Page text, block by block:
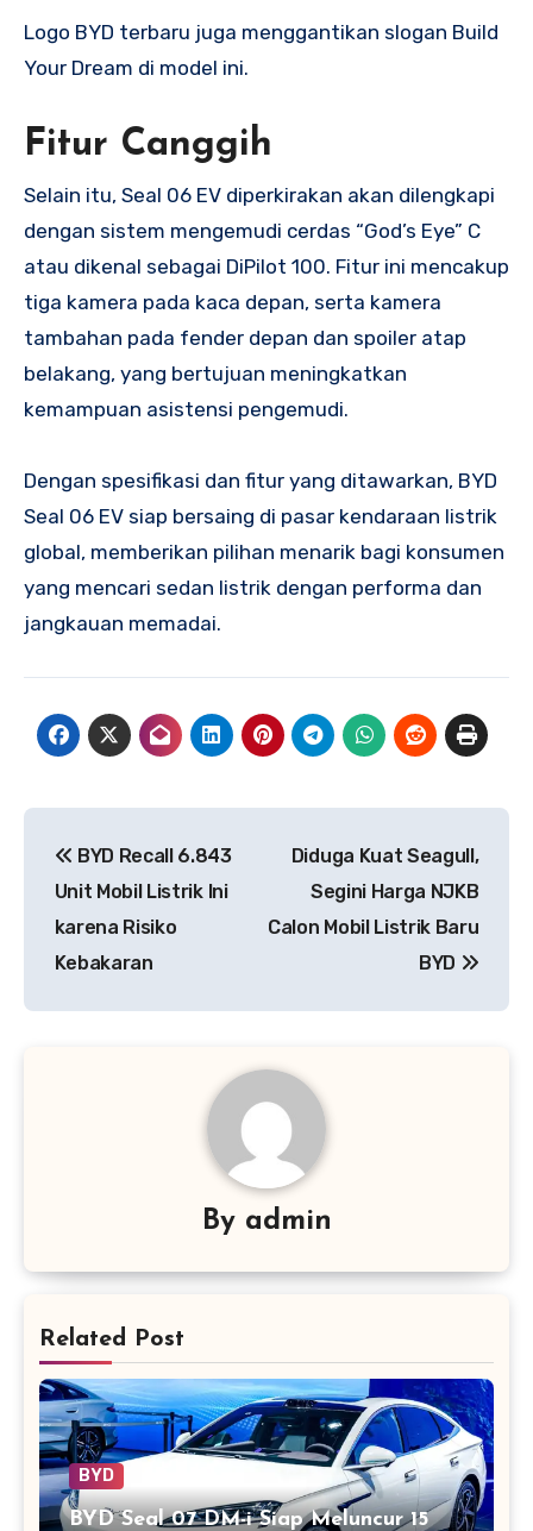
Logo BYD terbaru juga menggantikan slogan Build
Your Dream di model ini.
Fitur Canggih
Selain itu, Seal 06 EV diperkirakan akan dilengkapi
dengan sistem mengemudi cerdas “God’s Eye” C
atau dikenal sebagai DiPilot 100. Fitur ini mencakup
tiga kamera pada kaca depan, serta kamera
tambahan pada fender depan dan spoiler atap
belakang, yang bertujuan meningkatkan
kemampuan asistensi pengemudi.
Dengan spesifikasi dan fitur yang ditawarkan, BYD
Seal 06 EV siap bersaing di pasar kendaraan listrik
global, memberikan pilihan menarik bagi konsumen
yang mencari sedan listrik dengan performa dan
jangkauan memadai.
navigation
BYD Recall 6.843
Unit Mobil Listrik Ini
karena Risiko
Kebakaran
Diduga Kuat Seagull,
Segini Harga NJKB
Calon Mobil Listrik Baru
BYD
By admin
Related Post
BYD
BYD Seal 07 DM-i Siap Meluncur 15